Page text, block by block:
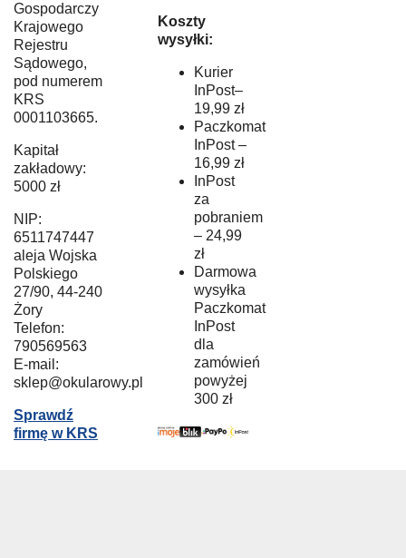
Gospodarczy
Krajowego
Rejestru
Sądowego,
pod numerem
KRS
0001103665.
Kapitał
zakładowy:
5000 zł
NIP:
6511747447
aleja Wojska
Polskiego
27/90, 44-240
Żory
Telefon:
790569563
E-mail:
sklep@okularowy.pl
Sprawdź
firmę w KRS
Koszty
wysyłki:
Kurier
InPost–
19,99 zł
Paczkomat
InPost –
16,99 zł
InPost
za
pobraniem
– 24,99
zł
Darmowa
wysyłka
Paczkomat
InPost
dla
zamówień
powyżej
300 zł